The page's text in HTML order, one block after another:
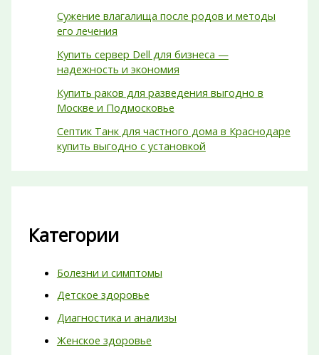
Сужение влагалища после родов и методы
его лечения
Купить сервер Dell для бизнеса —
надежность и экономия
Купить раков для разведения выгодно в
Москве и Подмосковье
Септик Танк для частного дома в Краснодаре
купить выгодно с установкой
Категории
Болезни и симптомы
Детское здоровье
Диагностика и анализы
Женское здоровье